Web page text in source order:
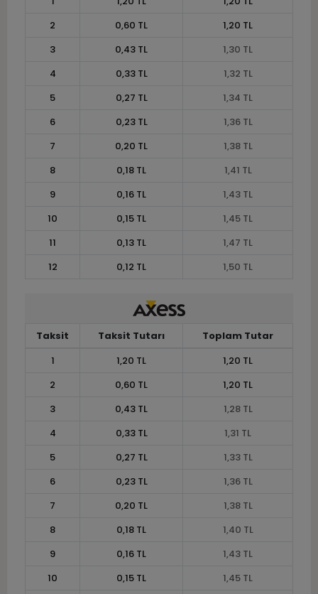
2
0,60 TL
1,20 TL
3
0,43 TL
1,30 TL
4
0,33 TL
1,32 TL
5
0,27 TL
1,34 TL
6
0,23 TL
1,36 TL
7
0,20 TL
1,38 TL
8
0,18 TL
1,41 TL
9
0,16 TL
1,43 TL
10
0,15 TL
1,45 TL
11
0,13 TL
1,47 TL
12
0,12 TL 1,50 TL
Taksit Taksit Tutarı
Toplam Tutar
1
1,20 TL
1,20 TL
2
0,60 TL
1,20 TL
3
0,43 TL
1,28 TL
4
0,33 TL
1,31 TL
5
0,27 TL
1,33 TL
6
0,23 TL
1,36 TL
7
0,20 TL
1,38 TL
8
0,18 TL
1,40 TL
9
0,16 TL
1,43 TL
10
0,15 TL
1,45 TL